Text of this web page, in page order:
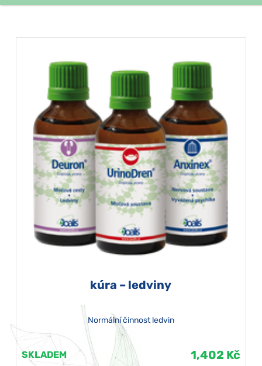
kúra – ledviny
Normální činnost ledvin
SKLADEM 1,402 Kč